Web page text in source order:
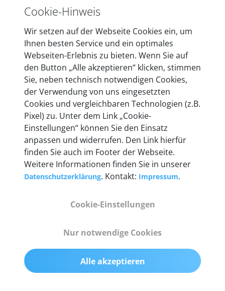
Mehr als 10 Jahre Erfahrung
In den Kfz-Diagnosegeräten von autoaid stecken
mehr als 10 Jahre Erfahrung, und auch in Zukunft
entwickeln wir unsere Produkte am Standort in
Berlin laufend weiter. Auf diese Qualität vertrauen
heute mehr als 60.000 Privatkunden und
Unternehmen.
Technische Details &
Gewicht
Cookie-Hinweis
Wir setzen auf der Webseite Cookies ein, um
Ihnen besten Service und ein optimales
Webseiten-Erlebnis zu bieten. Wenn Sie auf
den Button „Alle akzeptieren“ klicken, stimmen
Sie, neben technisch notwendigen Cookies,
der Verwendung von uns eingesetzten
Cookies und vergleichbaren Technologien (z.B.
Pixel) zu. Unter dem Link „Cookie-
Einstellungen“ können Sie den Einsatz
anpassen und widerrufen. Den Link hierfür
finden Sie auch im Footer der Webseite.
Weitere Informationen finden Sie in unserer
Datenschutzerklärung. Kontakt: Impressum.
Cookie-Einstellungen
Nur notwendige Cookies
Alle akzeptieren